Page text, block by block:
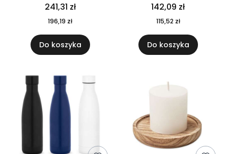
241,31 zł
196,19 zł
Do koszyka
142,09 zł
115,52 zł
Do koszyka